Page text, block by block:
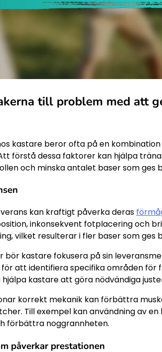
till problem med att
kastare beror ofta på en
förstå dessa faktorer kan hjälpa
och minska antalet baser som ges
kan kraftigt påverka deras
inkonsekvent fotplacering och
vilket resulterar i fler baser som ges
kastare fokusera på sin
att identifiera specifika områden för
kastare att göra nödvändiga
korrekt mekanik kan förbättra
Till exempel kan användning av
förbättra noggrannheten.
påverkar prestationen